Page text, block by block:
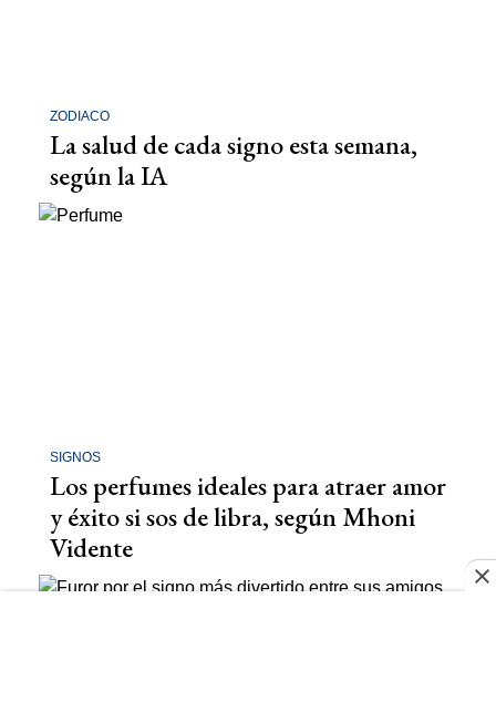
ZODIACO
La salud de cada signo esta semana,
según la IA
SIGNOS
Los perfumes ideales para atraer amor
y éxito si sos de libra, según Mhoni
Vidente